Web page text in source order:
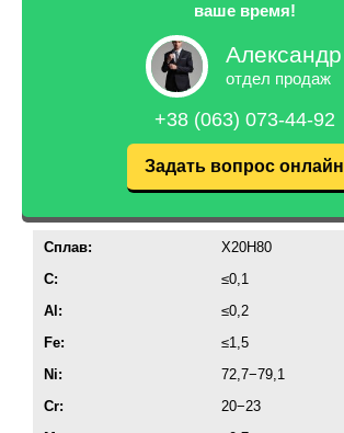
ваше время!
Александр
отдел продаж
+38 (063) 073-44-92
Задать вопрос онлайн
Cплав:
Х20Н80
C:
≤0,1
Al:
≤0,2
Fe:
≤1,5
Ni:
72,7−79,1
Cr:
20−23